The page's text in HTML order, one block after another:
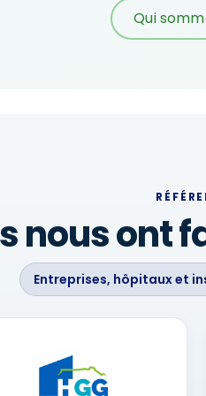
Qui
nous ont
Entreprises, hôpitaux et